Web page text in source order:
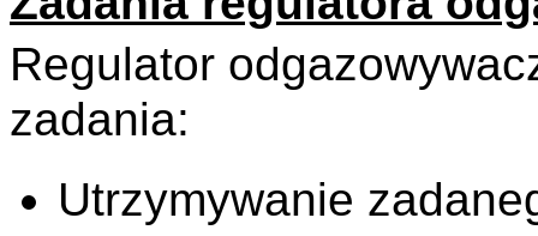
Regulator
zadania:
Utrzymywanie